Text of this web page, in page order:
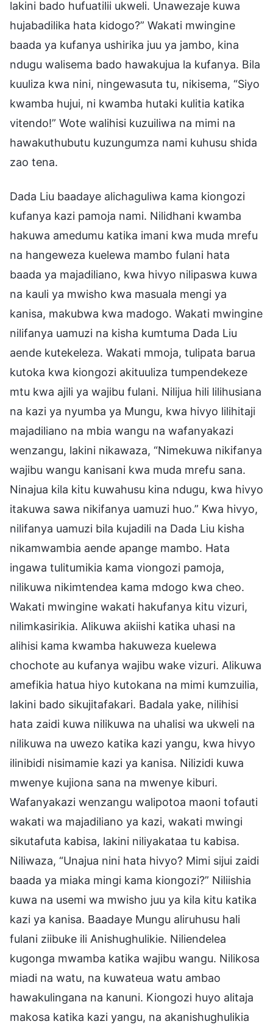
lakini bado hufuatilii ukweli. Unawezaje kuwa
hujabadilika hata kidogo?” Wakati mwingine
baada ya kufanya ushirika juu ya jambo, kina
ndugu walisema bado hawakujua la kufanya. Bila
kuuliza kwa nini, ningewasuta tu, nikisema, “Siyo
kwamba hujui, ni kwamba hutaki kulitia katika
vitendo!” Wote walihisi kuzuiliwa na mimi na
hawakuthubutu kuzungumza nami kuhusu shida
zao tena.
Dada Liu baadaye alichaguliwa kama kiongozi
kufanya kazi pamoja nami. Nilidhani kwamba
hakuwa amedumu katika imani kwa muda mrefu
na hangeweza kuelewa mambo fulani hata
baada ya majadiliano, kwa hivyo nilipaswa kuwa
na kauli ya mwisho kwa masuala mengi ya
kanisa, makubwa kwa madogo. Wakati mwingine
nilifanya uamuzi na kisha kumtuma Dada Liu
aende kutekeleza. Wakati mmoja, tulipata barua
kutoka kwa kiongozi akituuliza tumpendekeze
mtu kwa ajili ya wajibu fulani. Nilijua hili lilihusiana
na kazi ya nyumba ya Mungu, kwa hivyo lilihitaji
majadiliano na mbia wangu na wafanyakazi
wenzangu, lakini nikawaza, “Nimekuwa nikifanya
wajibu wangu kanisani kwa muda mrefu sana.
Ninajua kila kitu kuwahusu kina ndugu, kwa hivyo
itakuwa sawa nikifanya uamuzi huo.” Kwa hivyo,
nilifanya uamuzi bila kujadili na Dada Liu kisha
nikamwambia aende apange mambo. Hata
ingawa tulitumikia kama viongozi pamoja,
nilikuwa nikimtendea kama mdogo kwa cheo.
Wakati mwingine wakati hakufanya kitu vizuri,
nilimkasirikia. Alikuwa akiishi katika uhasi na
alihisi kama kwamba hakuweza kuelewa
chochote au kufanya wajibu wake vizuri. Alikuwa
amefikia hatua hiyo kutokana na mimi kumzuilia,
lakini bado sikujitafakari. Badala yake, nilihisi
hata zaidi kuwa nilikuwa na uhalisi wa ukweli na
nilikuwa na uwezo katika kazi yangu, kwa hivyo
ilinibidi nisimamie kazi ya kanisa. Nilizidi kuwa
mwenye kujiona sana na mwenye kiburi.
Wafanyakazi wenzangu walipotoa maoni tofauti
wakati wa majadiliano ya kazi, wakati mwingi
sikutafuta kabisa, lakini niliyakataa tu kabisa.
Niliwaza, “Unajua nini hata hivyo? Mimi sijui zaidi
baada ya miaka mingi kama kiongozi?” Niliishia
kuwa na usemi wa mwisho juu ya kila kitu katika
kazi ya kanisa. Baadaye Mungu aliruhusu hali
fulani ziibuke ili Anishughulikie. Niliendelea
kugonga mwamba katika wajibu wangu. Nilikosa
miadi na watu, na kuwateua watu ambao
hawakulingana na kanuni. Kiongozi huyo alitaja
makosa katika kazi yangu, na akanishughulikia